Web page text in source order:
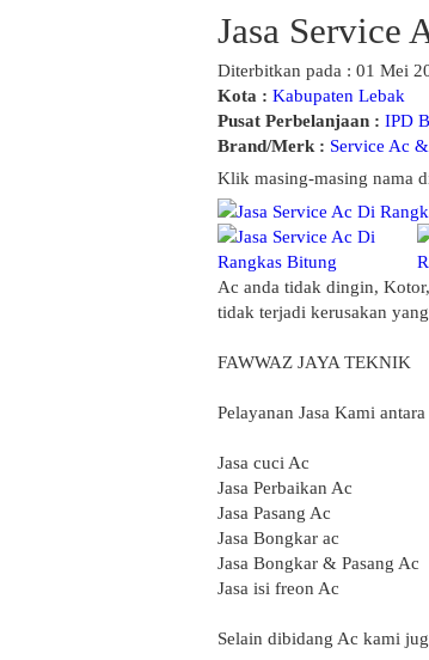
Jasa Service
Diterbitkan pada : 01 Mei
Kota : Kabupaten Lebak
Pusat Perbelanjaan : IPD
Brand/Merk : Service Ac
Klik masing-masing nama
Ac anda tidak dingin,
tidak terjadi kerusakan
FAWWAZ JAYA TEKNIK
Pelayanan Jasa Kami
Jasa cuci Ac
Jasa Perbaikan Ac
Jasa Pasang Ac
Jasa Bongkar ac
Jasa Bongkar & Pasang Ac
Jasa isi freon Ac
Selain dibidang Ac kami